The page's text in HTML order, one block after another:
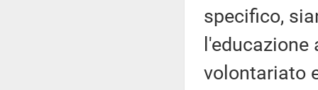
specifico,
volontariato